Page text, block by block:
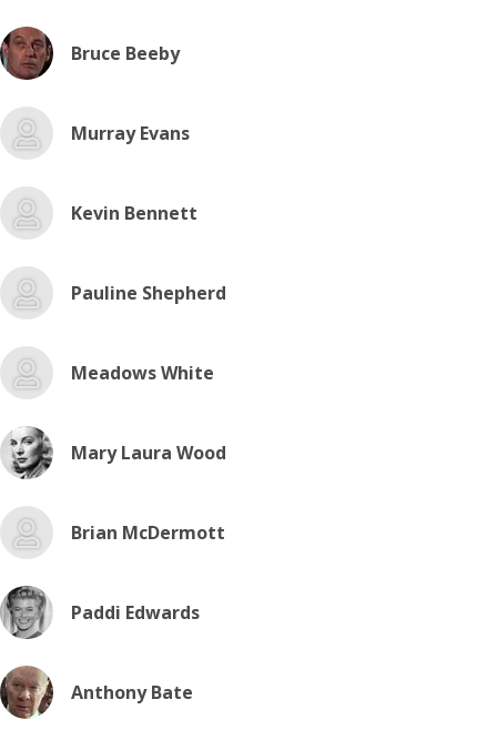
Bruce Beeby
Murray Evans
Kevin Bennett
Pauline Shepherd
Meadows White
Mary Laura Wood
Brian McDermott
Paddi Edwards
Anthony Bate